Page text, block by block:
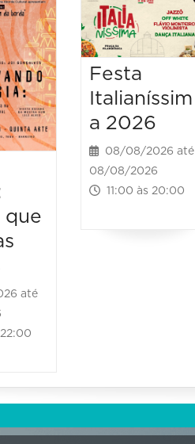
que
até
Festa
Italianíssim
a 2026
08/08/2026 até
08/08/2026
11:00 às 20:00